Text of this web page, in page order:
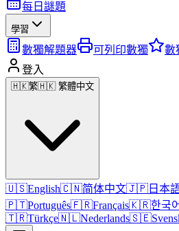
每日謎題
學習
數獨解題器 可列印數獨 數
登入
🇭🇰繁🇭🇰 繁體中文
🇺🇸English🇨🇳简体中文🇯🇵 日本
🇵🇹Português🇫🇷Français🇰🇷한국어
🇹🇷Türkçe🇳🇱Nederlands🇸🇪